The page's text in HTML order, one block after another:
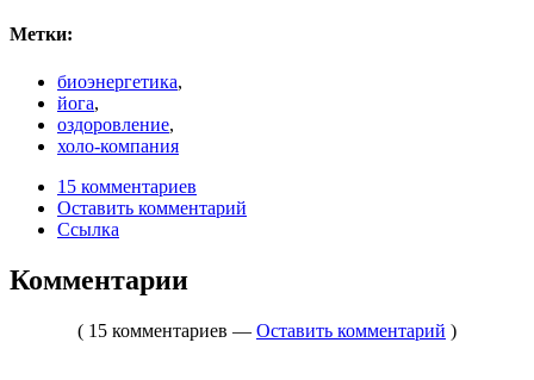
Метки:
биоэнергетика,
йога,
оздоровление,
холо-компания
15 комментариев
Оставить комментарий
Ссылка
Комментарии
( 15 комментариев — Оставить комментарий )